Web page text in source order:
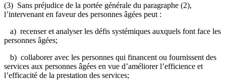
(3) Sans préjudice de la portée générale du paragraphe (2),
l’intervenant en faveur des personnes âgées peut :
a) recenser et analyser les défis systémiques auxquels font face les
personnes âgées;
b) collaborer avec les personnes qui financent ou fournissent des
services aux personnes âgées en vue d’améliorer l’efficience et
l’efficacité de la prestation des services;